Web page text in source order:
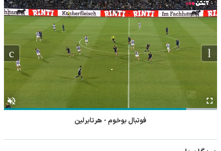
فوتبال بوخوم - هرتابرلین